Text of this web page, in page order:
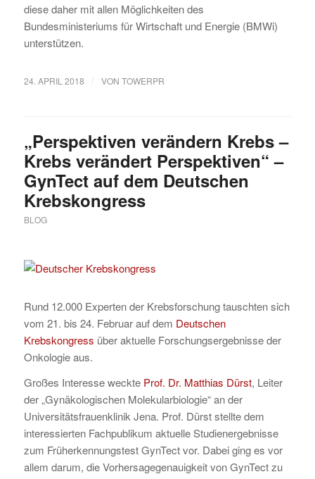
diese daher mit allen Möglichkeiten des
Bundesministeriums für Wirtschaft und Energie (BMWi)
unterstützen.
24. APRIL 2018 / VON TOWERPR
„Perspektiven verändern Krebs –
Krebs verändert Perspektiven“ –
GynTect auf dem Deutschen
Krebskongress
BLOG
Rund 12.000 Experten der Krebsforschung tauschten sich
vom 21. bis 24. Februar auf dem Deutschen
Krebskongress über aktuelle Forschungsergebnisse der
Onkologie aus.
Großes Interesse weckte Prof. Dr. Matthias Dürst, Leiter
der „Gynäkologischen Molekularbiologie“ an der
Universitätsfrauenklinik Jena. Prof. Dürst stellte dem
interessierten Fachpublikum aktuelle Studienergebnisse
zum Früherkennungstest GynTect vor. Dabei ging es vor
allem darum, die Vorhersagegenauigkeit von GynTect zu